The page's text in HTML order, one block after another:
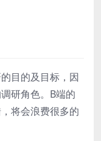
目的及目标，因
研角色。B端的
将会浪费很多的